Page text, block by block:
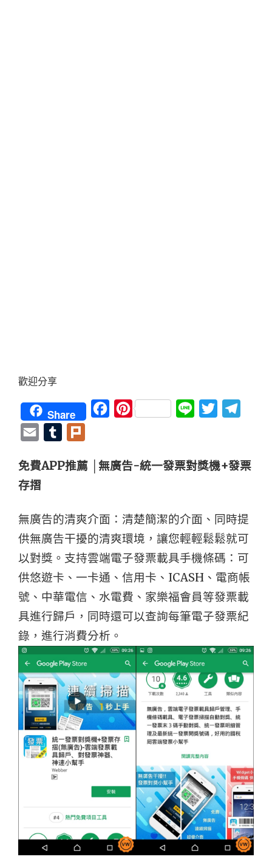
歡迎分享
Share FacebookPinterest Line Twitter
Email Tumblr
免費APP推薦 │無廣告-統一發票對獎機+發票
存摺
無廣告的清爽介面：清楚簡潔的介面、同時提
供無廣告干擾的清爽環境，讓您輕輕鬆鬆就可
以對獎。支持雲端電子發票載具手機條碼：可
供悠遊卡、一卡通、信用卡、ICASH、電商帳
號、中華電信、水電費、家樂福會員等發票載
具進行歸戶，同時還可以查詢每筆電子發票紀
錄，進行消費分析。